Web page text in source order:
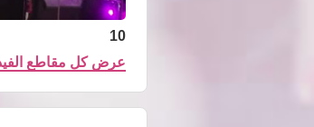
10
عرض كل مقاطع